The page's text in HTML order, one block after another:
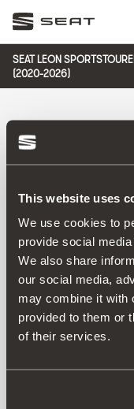
This website uses
We use cookies to
provide social
We also share
our social media,
may combine it with
provided to them or
of their services.
SEAT LEON
(2020-2026)
Sortieren nach:
Erscheinungsdatum
Preis: absteigend
KATEGORIE: